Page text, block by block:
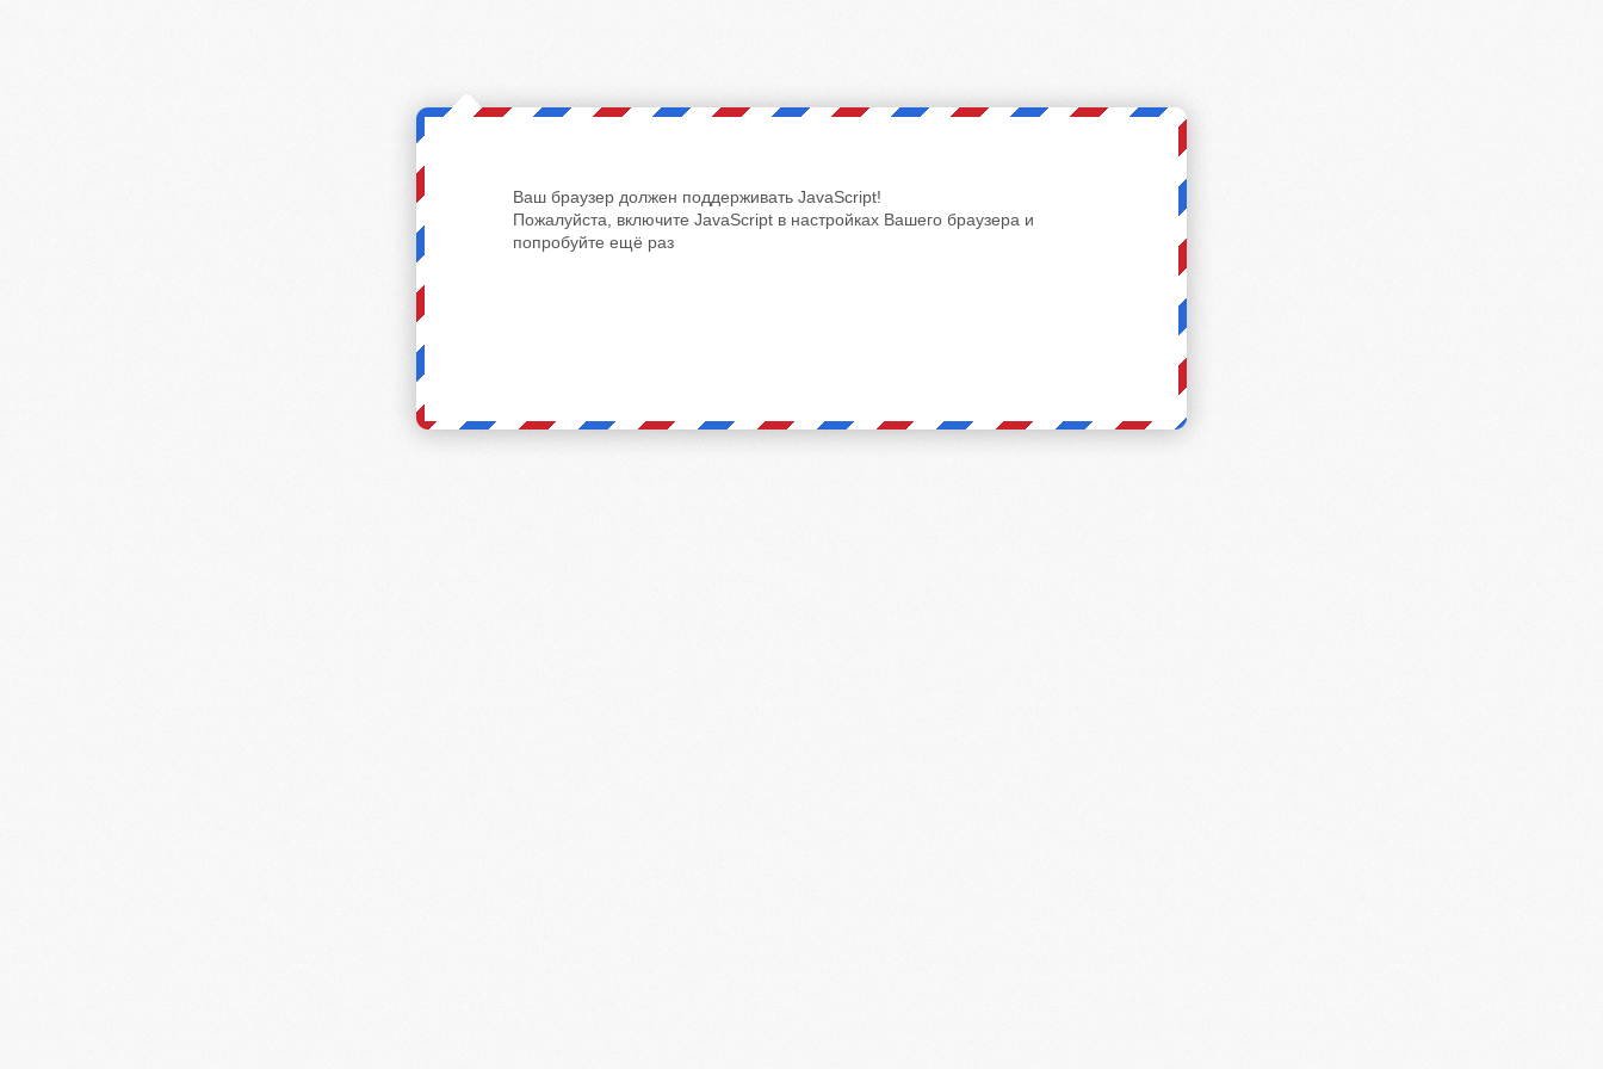
Ваш браузер должен поддерживать JavaScript!
Пожалуйста, включите JavaScript в настройках Вашего браузера и
попробуйте ещё раз